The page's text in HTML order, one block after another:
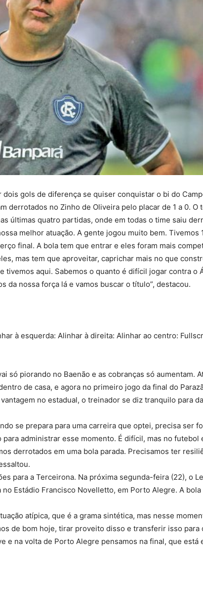
gols de diferença se quiser conquistar o bi do
derrotados no Zinho de Oliveira pelo placar de 1 a 0. O
últimas quatro partidas, onde em todas o time saiu
melhor atuação. A gente jogou muito bem. Tivemos
final. A bola tem que entrar e eles foram mais
mas tem que aproveitar, caprichar mais no que
aqui. Sabemos o quanto é difícil jogar contra o
da nossa força lá e vamos buscar o título”, destacou.
à esquerda: Alinhar à direita: Alinhar ao centro:
só piorando no Baenão e as cobranças só aumentam.
de casa, e agora no primeiro jogo da final do
no estadual, o treinador se diz tranquilo para
se prepara para uma carreira que optei, precisa ser
administrar esse momento. É difícil, mas no futebol
derrotados em uma bola parada. Precisamos ter
para a Terceirona. Na próxima segunda-feira (22), o
Estádio Francisco Novelletto, em Porto Alegre. A bola
atípica, que é a grama sintética, mas nesse
de bom hoje, tirar proveito disso e transferir isso para
e na volta de Porto Alegre pensamos na final, que está